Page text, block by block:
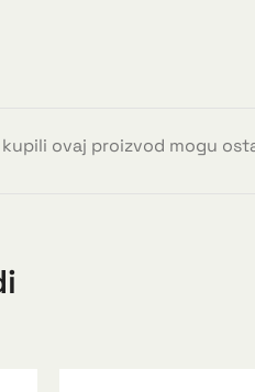
ovaj proizvod mogu